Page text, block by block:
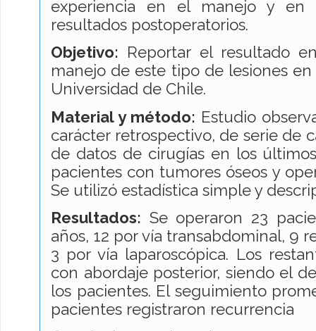
experiencia en el manejo y en
resultados postoperatorios.
Objetivo: Reportar el resultado
manejo de este tipo de lesiones
Universidad de Chile.
Material y método: Estudio
carácter retrospectivo, de serie de
de datos de cirugías en los
pacientes con tumores óseos y
Se utilizó estadística simple y
Resultados: Se operaron 23
años, 12 por vía transabdominal, 9
3 por vía laparoscópica. Los
con abordaje posterior, siendo el
los pacientes. El seguimiento
pacientes registraron recurrencia